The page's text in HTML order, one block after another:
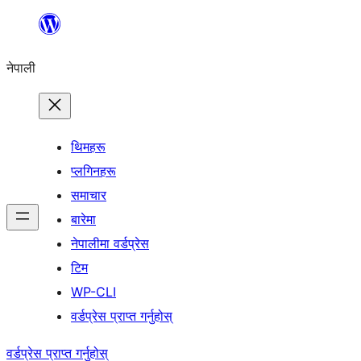
सामग्रीमा
नेपाली
थिमहरू
प्लगिनहरू
समाचार
बारेमा
नेपालीमा वर्डप्रेस
टिम
WP-CLI
वर्डप्रेस प्राप्त गर्नुहोस्
वर्डप्रेस प्राप्त गर्नुहोस्